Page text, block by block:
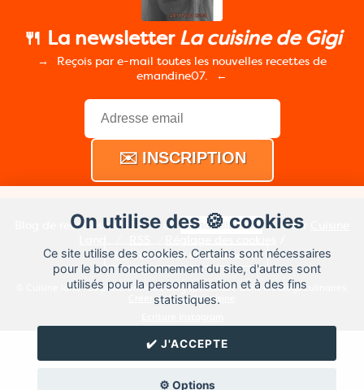
On utilise des 🍪 cookies
Ce site utilise des cookies. Certains sont nécessaires
pour le bon fonctionnement du site, d'autres sont
utilisés pour la personnalisation et à des fins
statistiques.
✔️ J'ACCEPTE
⚙️ Options
🍴 La newsletterLa cuisine de Gigi
Reçois par e-mail toutes les nouvelles recettes de
emandine07.
Blog de recettes de cuisine de emandine07 créé sur
✉️ Contacter emandine07
© Cuisine.land : La plateforme de blog spécialisée dans les blogs culinaires.
Créer un blog de cuisine